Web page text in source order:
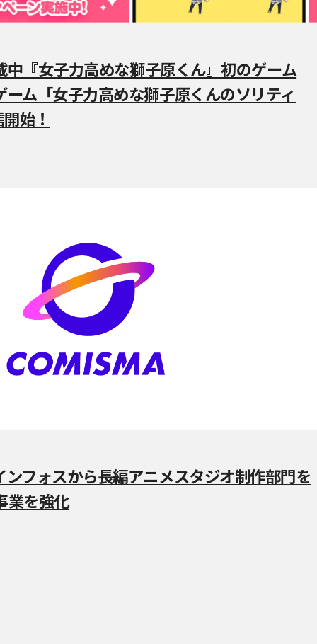
『女子力高めな獅子原くん』初のゲーム
ム「女子力高めな獅子原くんのソリティ
始！
フォスから長編アニメスタジオ制作部門を
業を強化